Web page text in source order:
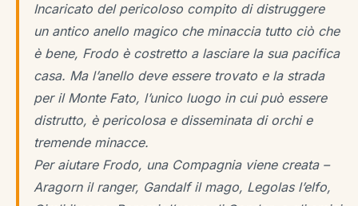
Incaricato del pericoloso compito di distruggere
un antico anello magico che minaccia tutto ciò che
è bene, Frodo è costretto a lasciare la sua pacifica
casa. Ma l’anello deve essere trovato e la strada
per il Monte Fato, l’unico luogo in cui può essere
distrutto, è pericolosa e disseminata di orchi e
tremende minacce.
Per aiutare Frodo, una Compagnia viene creata –
Aragorn il ranger, Gandalf il mago, Legolas l’elfo,